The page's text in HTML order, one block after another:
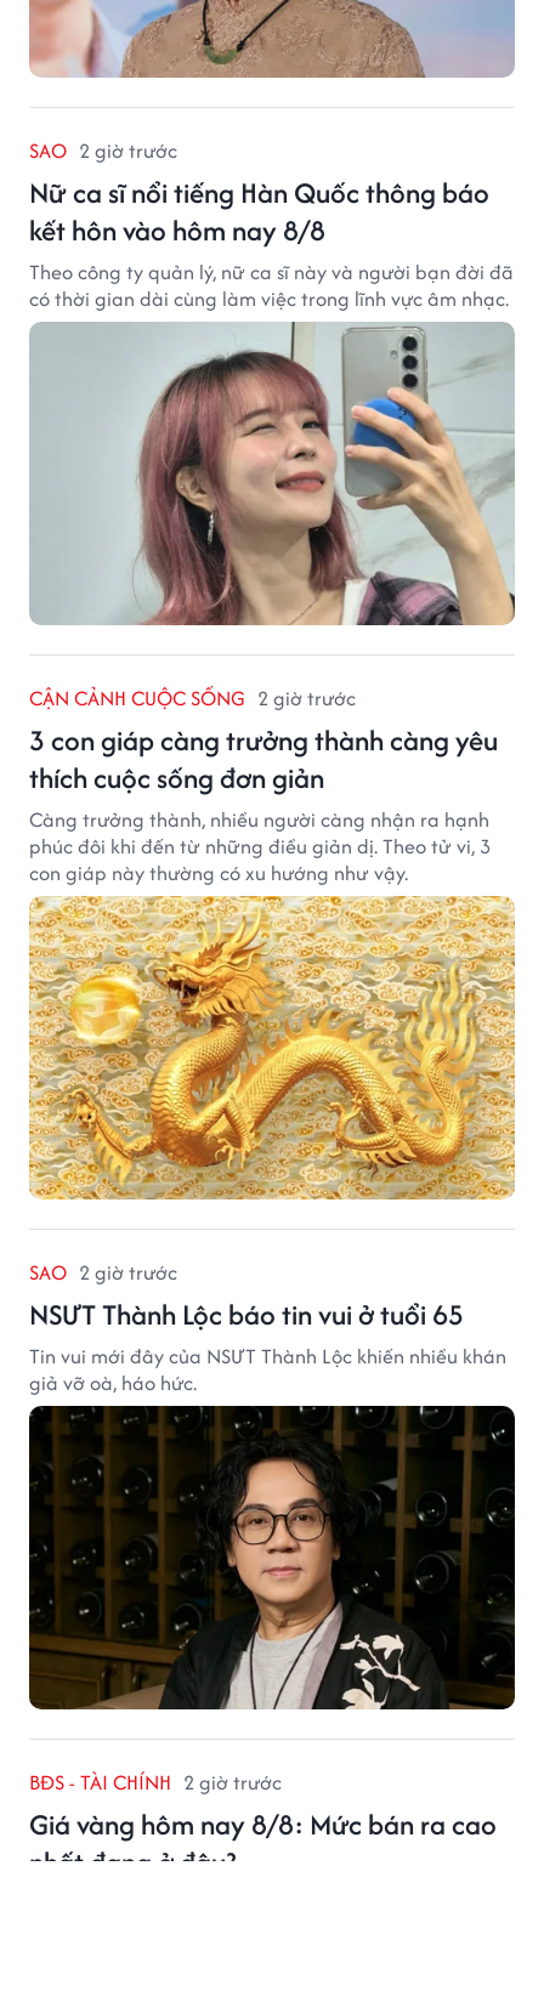
SAO 2 giờ trước
Nữ ca sĩ nổi tiếng Hàn Quốc thông báo
kết hôn vào hôm nay 8/8
Theo công ty quản lý, nữ ca sĩ này và người bạn đời đã
có thời gian dài cùng làm việc trong lĩnh vực âm nhạc.
CẬN CẢNH CUỘC SỐNG 2 giờ trước
3 con giáp càng trưởng thành càng yêu
thích cuộc sống đơn giản
Càng trưởng thành, nhiều người càng nhận ra hạnh
phúc đôi khi đến từ những điều giản dị. Theo tử vi, 3
con giáp này thường có xu hướng như vậy.
SAO 2 giờ trước
NSƯT Thành Lộc báo tin vui ở tuổi 65
Tin vui mới đây của NSƯT Thành Lộc khiến nhiều khán
giả vỡ oà, háo hức.
BĐS - TÀI CHÍNH 2 giờ trước
Giá vàng hôm nay 8/8: Mức bán ra cao
nhất đang ở đâu?